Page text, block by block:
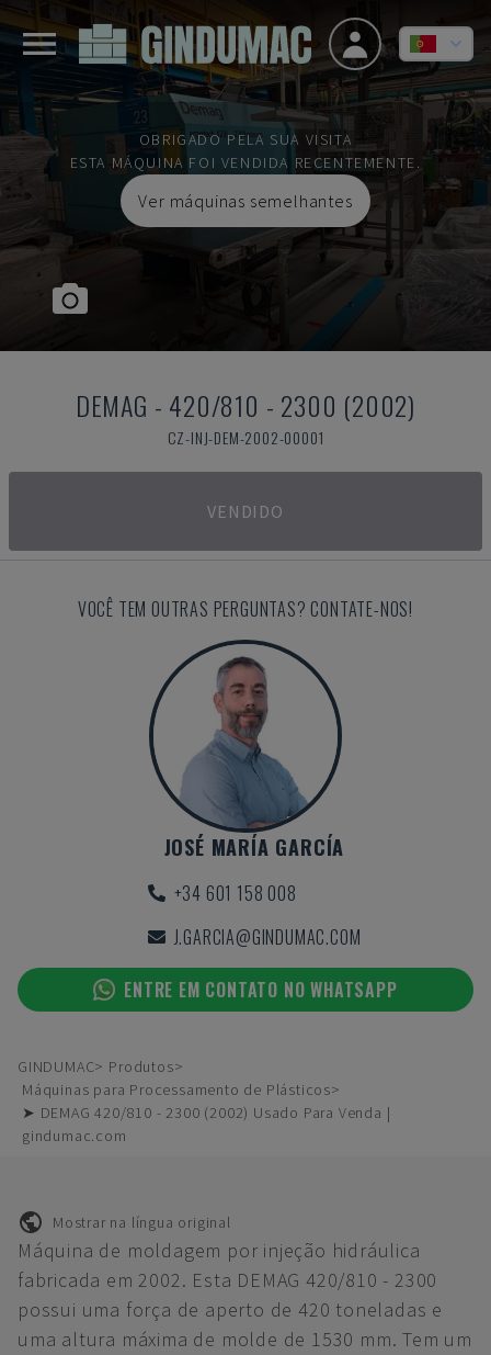
OBRIGADO PELA SUA VISITA
ESTA MÁQUINA FOI VENDIDA RECENTEMENTE.
Ver máquinas semelhantes
DEMAG - 420/810 - 2300 (2002)
CZ-INJ-DEM-2002-00001
VENDIDO
VOCÊ TEM OUTRAS PERGUNTAS? CONTATE-NOS!
JOSÉ MARÍA GARCÍA
+34 601 158 008
J.GARCIA@GINDUMAC.COM
ENTRE EM CONTATO NO WHATSAPP
GINDUMAC
Produtos
Máquinas para Processamento de Plásticos
➤ DEMAG 420/810 - 2300 (2002) Usado Para Venda |
gindumac.com
Mostrar na língua original
Máquina de moldagem por injeção hidráulica
fabricada em 2002. Esta DEMAG 420/810 - 2300
possui uma força de aperto de 420 toneladas e
uma altura máxima de molde de 1530 mm. Tem um